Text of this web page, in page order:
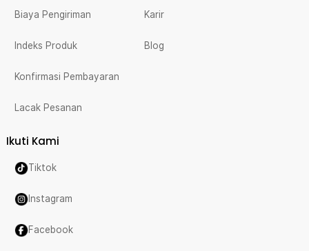
Biaya Pengiriman
Indeks Produk
Konfirmasi Pembayaran
Lacak Pesanan
Karir
Blog
Ikuti Kami
Tiktok
Instagram
Facebook